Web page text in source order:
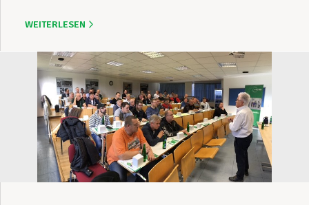
WEITERLESEN